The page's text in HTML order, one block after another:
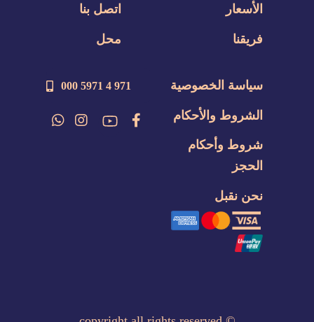
الأسعار
فريقنا
اتصل بنا
محل
سياسة الخصوصية
الشروط والأحكام
شروط وأحكام
الحجز
نحن نقبل
971 4 5971 000